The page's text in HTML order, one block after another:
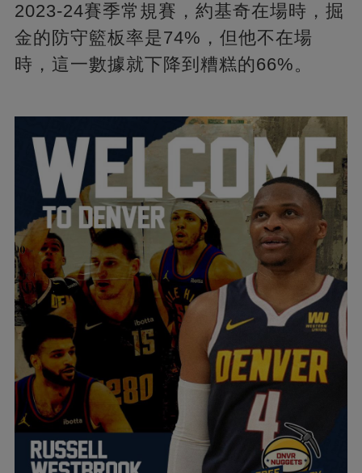
2023-24賽季常規賽，約基奇在場時，掘
金的防守籃板率是74%，但他不在場
時，這一數據就下降到糟糕的66%。